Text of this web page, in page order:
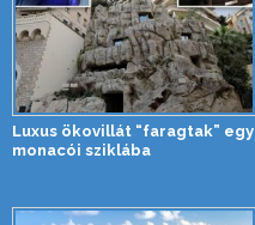
Luxus ökovillát “faragtak” egy
monacói sziklába